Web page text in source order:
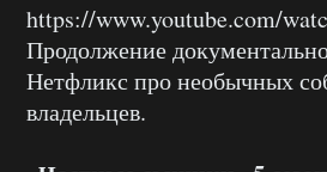
https://www.youtube.com/
Продолжение
Нетфликс про необычных
владельцев.